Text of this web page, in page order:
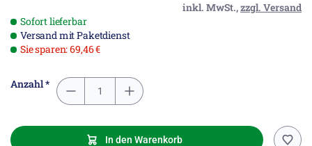
inkl. MwSt.,zzgl. Versand
Sofort lieferbar
Versand mit Paketdienst
Sie sparen: 69,46 €
Anzahl *
In den Warenkorb